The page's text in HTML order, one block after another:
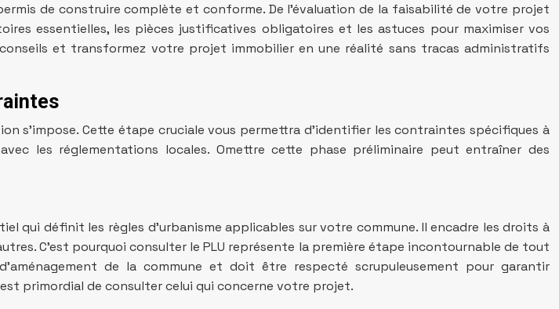
de construire complète et conforme. De l’évaluation de la faisabilité de votre projet
essentielles, les pièces justificatives obligatoires et les astuces pour maximiser vos
et transformez votre projet immobilier en une réalité sans tracas administratifs
s’impose. Cette étape cruciale vous permettra d’identifier les contraintes spécifiques à
les réglementations locales. Omettre cette phase préliminaire peut entraîner des
qui définit les règles d’urbanisme applicables sur votre commune. Il encadre les droits à
C’est pourquoi consulter le PLU représente la première étape incontournable de tout
de la commune et doit être respecté scrupuleusement pour garantir
primordial de consulter celui qui concerne votre projet.